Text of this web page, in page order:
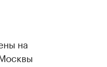
на